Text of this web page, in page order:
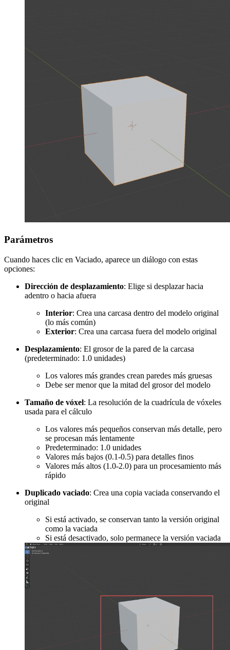
Parámetros
Cuando haces clic en Vaciado, aparece un diálogo con estas
opciones:
Dirección de desplazamiento: Elige si desplazar hacia
adentro o hacia afuera
Interior: Crea una carcasa dentro del modelo original
(lo más común)
Exterior: Crea una carcasa fuera del modelo original
Desplazamiento: El grosor de la pared de la carcasa
(predeterminado: 1.0 unidades)
Los valores más grandes crean paredes más gruesas
Debe ser menor que la mitad del grosor del modelo
Tamaño de vóxel: La resolución de la cuadrícula de vóxeles
usada para el cálculo
Los valores más pequeños conservan más detalle, pero
se procesan más lentamente
Predeterminado: 1.0 unidades
Valores más bajos (0.1-0.5) para detalles finos
Valores más altos (1.0-2.0) para un procesamiento más
rápido
Duplicado vaciado: Crea una copia vaciada conservando el
original
Si está activado, se conservan tanto la versión original
como la vaciada
Si está desactivado, solo permanece la versión vaciada